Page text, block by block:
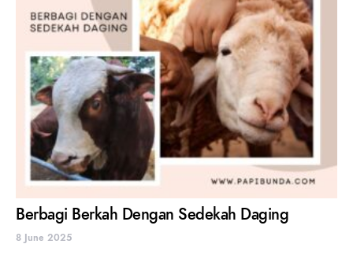
Berbagi Berkah Dengan Sedekah Daging
8 June 2025